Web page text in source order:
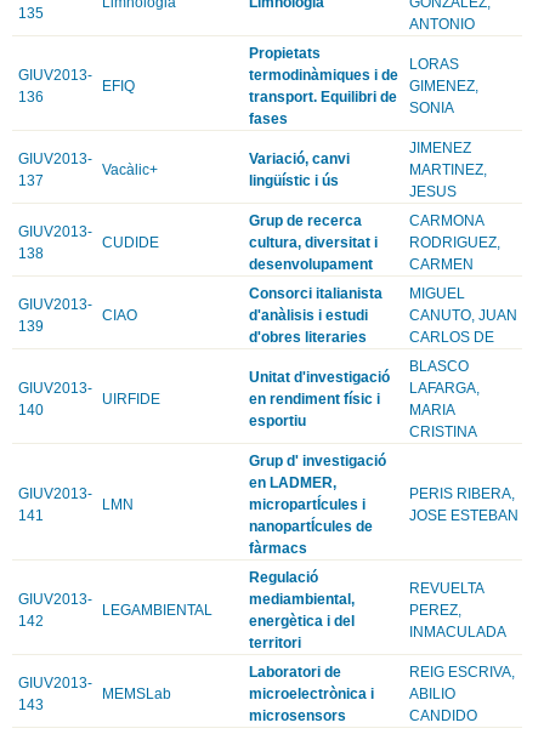
135
ANTONIO
GIUV2013-
136
EFIQ
Propietats
termodinàmiques i de
transport. Equilibri de
fases
LORAS
GIMENEZ,
SONIA
GIUV2013-
137
Vacàlic+
Variació, canvi
lingüístic i ús
JIMENEZ
MARTINEZ,
JESUS
GIUV2013-
138
CUDIDE
Grup de recerca
cultura, diversitat i
desenvolupament
CARMONA
RODRIGUEZ,
CARMEN
GIUV2013-
139
CIAO
Consorci italianista
d'anàlisis i estudi
d'obres literaries
MIGUEL
CANUTO, JUAN
CARLOS DE
GIUV2013-
140
UIRFIDE
Unitat d'investigació
en rendiment físic i
esportiu
BLASCO
LAFARGA,
MARIA
CRISTINA
GIUV2013-
141
LMN
Grup d' investigació
en LADMER,
micropartÍcules i
nanopartÍcules de
fàrmacs
PERIS RIBERA,
JOSE ESTEBAN
GIUV2013-
142
LEGAMBIENTAL
Regulació
mediambiental,
energètica i del
territori
REVUELTA
PEREZ,
INMACULADA
GIUV2013-
143
MEMSLab
Laboratori de
microelectrònica i
microsensors
REIG ESCRIVA,
ABILIO
CANDIDO